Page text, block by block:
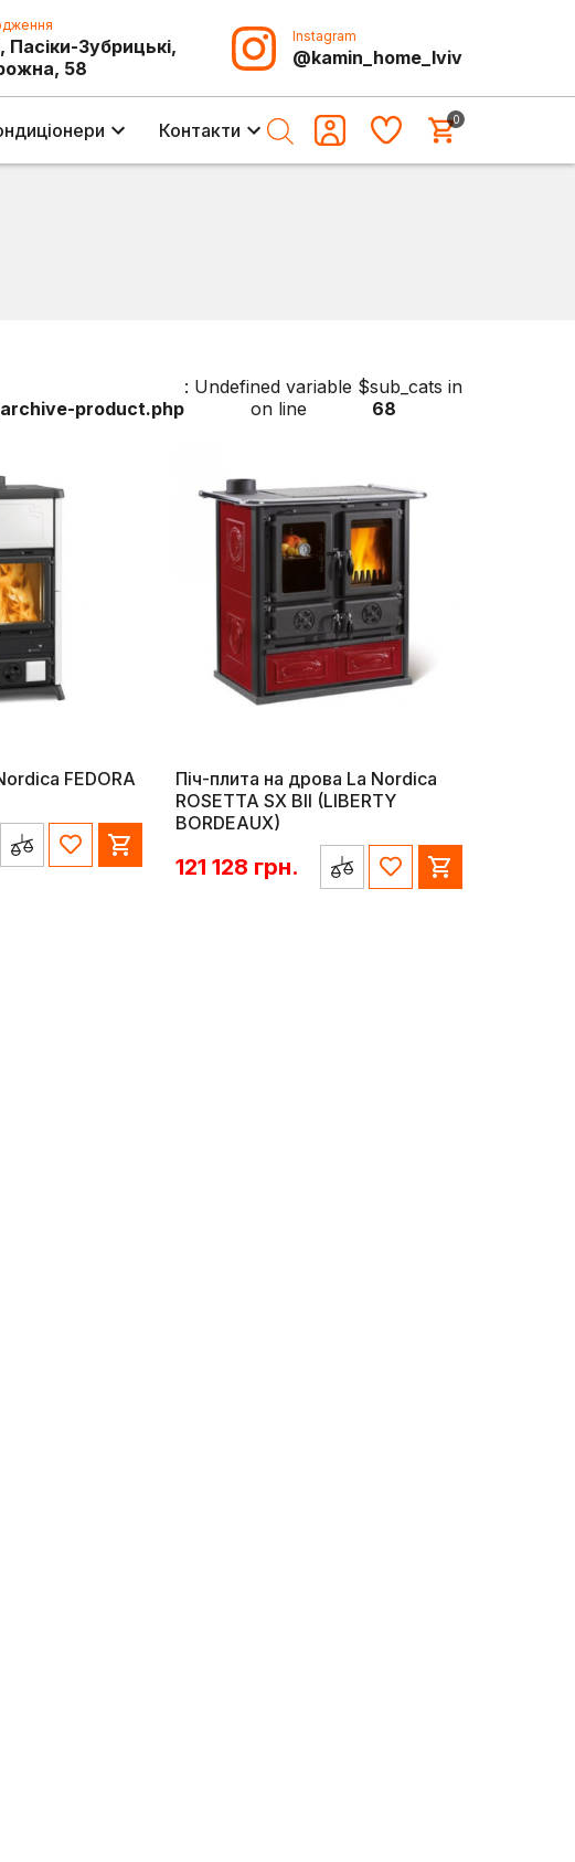
Пасіки-Зубрицькі,
58
Instagram
@kamin_home_lviv
Контакти 0
: Undefined variable $sub_cats in
product.php
on line 68
FEDORA
Піч-плита на дрова La Nordica
ROSETTA SX BII (LIBERTY
BORDEAUX)
121 128 грн.